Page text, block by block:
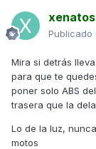
xenatos
Publicado
Mira si detrás
para que te
poner solo ABS
trasera que la
Lo de la luz,
motos